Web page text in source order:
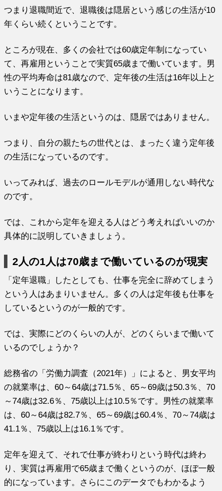
つまり退職間近で、退職後は隠居という感じの生活が10
年くらい続くということです。
ところが現在、多くの会社では60歳定年制になってい
て、再雇用ということで実質65歳まで働いています。男
性の平均寿命は81歳なので、定年後の生活は16年以上と
いうことになります。
いまや定年後の生活というのは、隠居ではありません。
つまり、自分の親たちの世代とは、まったく違う定年後
の生活になっているのです。
いってみれば、過去のロールモデルが通用しない時代な
のです。
では、これから定年を迎える人はどう考えればいいのか
具体的に説明していきましょう。
2人の1人は70歳まで働いているのが現実
「定年退職」したとしても、仕事を完全に辞めてしまう
という人はあまりいません。多くの人は定年後も仕事を
しているというのが一般的です。
では、実際にどのくらいの人が、どのくらいまで働いて
いるのでしょうか？
総務省の「労働力調査（2021年）」によると、男女平均
の就業率は、60～64歳は71.5％、65～69歳は50.3％、70
～74歳は32.6％、75歳以上は10.5％です。男性の就業率
は、60～64歳は82.7％、65～69歳は60.4％、70～74歳は
41.1％、75歳以上は16.1％です。
定年を迎えて、それで仕事が終わりという時代は終わ
り、実質は再雇用で65歳まで働くというのが、ほぼ一般
的になっています。さらにこのデータでもわかるよう